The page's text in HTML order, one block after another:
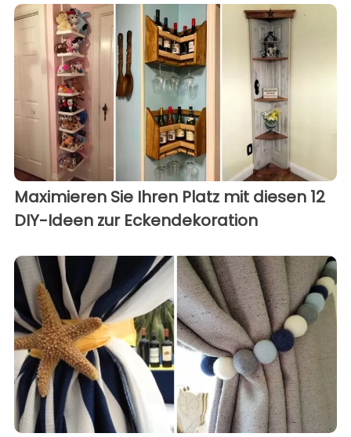
Maximieren Sie Ihren Platz mit diesen 12
DIY-Ideen zur Eckendekoration